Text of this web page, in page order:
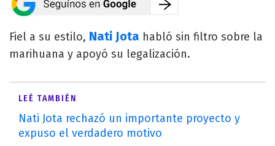
Fiel a su estilo, Nati Jota habló sin filtro sobre la
marihuana y apoyó su legalización.
LEÉ TAMBIÉN
Nati Jota rechazó un importante proyecto y
expuso el verdadero motivo